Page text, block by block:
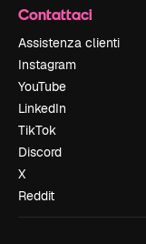
Contattaci
Assistenza clienti
Instagram
YouTube
LinkedIn
TikTok
Discord
X
Reddit